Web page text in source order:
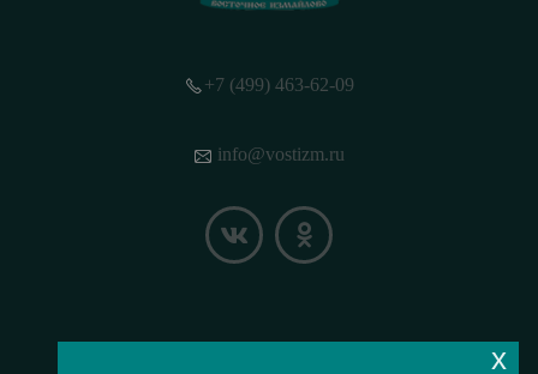
+7 (499) 463-62-09
info@vostizm.ru
x